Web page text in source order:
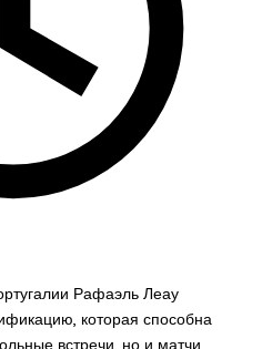
Рафаэль Леау
которая способна
встречи, но и матчи